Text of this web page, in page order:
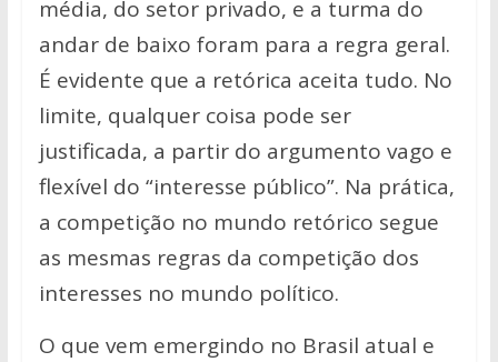
média, do setor privado, e a turma do
andar de baixo foram para a regra geral.
É evidente que a retórica aceita tudo. No
limite, qualquer coisa pode ser
justificada, a partir do argumento vago e
flexível do “interesse público”. Na prática,
a competição no mundo retórico segue
as mesmas regras da competição dos
interesses no mundo político.
O que vem emergindo no Brasil atual e